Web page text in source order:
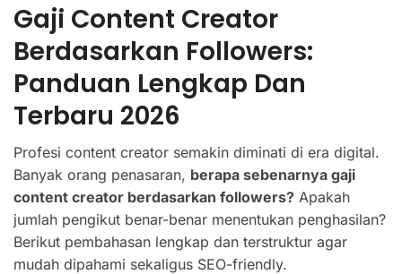
Gaji Content Creator
Berdasarkan Followers:
Panduan Lengkap Dan
Terbaru 2026
Profesi content creator semakin diminati di era digital.
Banyak orang penasaran, berapa sebenarnya gaji
content creator berdasarkan followers? Apakah
jumlah pengikut benar-benar menentukan penghasilan?
Berikut pembahasan lengkap dan terstruktur agar
mudah dipahami sekaligus SEO-friendly.